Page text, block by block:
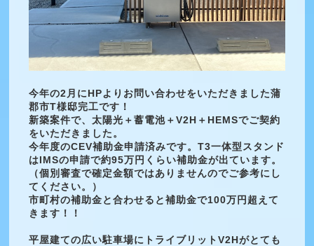
今年の2月にHPよりお問い合わせをいただきました蒲
郡市T様邸完工です！
新築案件で、太陽光＋蓄電池＋V2H＋HEMSでご契約
をいただきました。
今年度のCEV補助金申請済みです。T3一体型スタンド
はIMSの申請で約95万円くらい補助金が出ています。
（個別審査で確定金額ではありませんのでご参考にし
てください。）
市町村の補助金と合わせると補助金で100万円超えて
きます！！
平屋建ての広い駐車場にトライブリットV2Hがとても